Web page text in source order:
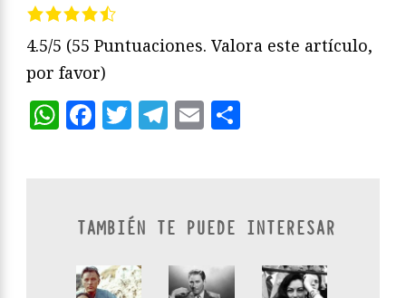
4.5/5 (55 Puntuaciones. Valora este artículo,
por favor)
WhatsApp
Facebook
Twitter
Telegram
Email
TAMBIÉN TE PUEDE INTERESAR